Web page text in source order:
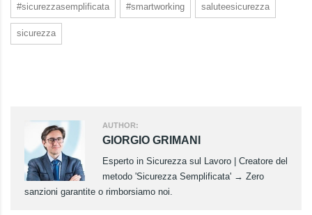
#sicurezzasemplificata #smartworking saluteesicurezza
sicurezza
AUTHOR:
GIORGIO GRIMANI
Esperto in Sicurezza sul Lavoro | Creatore del
metodo 'Sicurezza Semplificata' → Zero
sanzioni garantite o rimborsiamo noi.